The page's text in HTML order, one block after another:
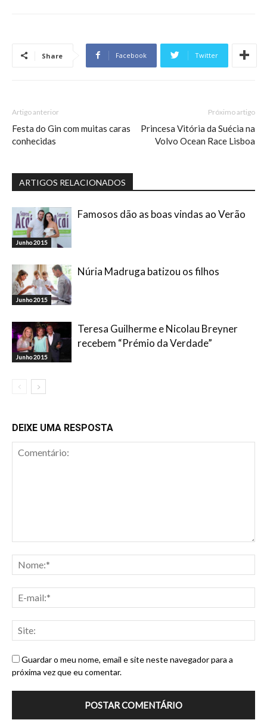
Share Facebook Twitter
Artigo anterior
Festa do Gin com muitas caras
conhecidas
Próximo artigo
Princesa Vitória da Suécia na
Volvo Ocean Race Lisboa
ARTIGOS RELACIONADOS
Junho 2015
Famosos dão as boas vindas ao Verão
Junho 2015
Núria Madruga batizou os filhos
Junho 2015
Teresa Guilherme e Nicolau Breyner
recebem “Prémio da Verdade”
DEIXE UMA RESPOSTA
Guardar o meu nome, email e site neste navegador para a
próxima vez que eu comentar.